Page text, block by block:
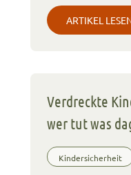
ARTIKEL
Verdreckte
wer tut was
Kindersicherheit